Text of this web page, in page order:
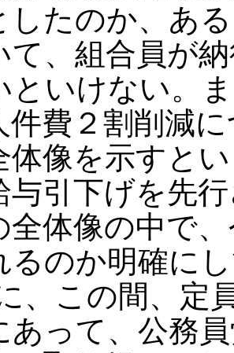
したのか、あ
て、組合員が
といけない。
件費２割削減
体像を示すと
与引下げを先
全体像の中で
るのか明確に
、この間、定
あって、公務